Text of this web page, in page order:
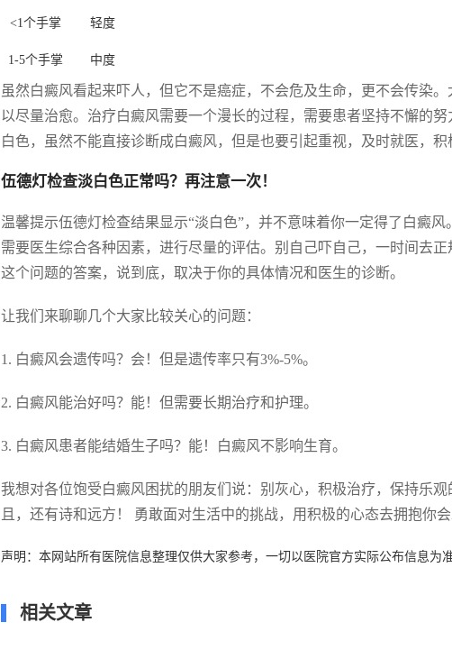
<1个手掌 轻度
1-5个手掌 中度
虽然白癜风看起来吓人，但它不是癌症，不会危及生命，更不会传染
以尽量治愈。治疗白癜风需要一个漫长的过程，需要患者坚持不懈的
白色，虽然不能直接诊断成白癜风，但是也要引起重视，及时就医，积
伍德灯检查淡白色正常吗？再注意一次！
温馨提示伍德灯检查结果显示“淡白色”，并不意味着你一定得了白癜
需要医生综合各种因素，进行尽量的评估。别自己吓自己，一时间去
这个问题的答案，说到底，取决于你的具体情况和医生的诊断。
让我们来聊聊几个大家比较关心的问题：
1. 白癜风会遗传吗？会！但是遗传率只有3%-5%。
2. 白癜风能治好吗？能！但需要长期治疗和护理。
3. 白癜风患者能结婚生子吗？能！白癜风不影响生育。
我想对各位饱受白癜风困扰的朋友们说：别灰心，积极治疗，保持乐
且，还有诗和远方！ 勇敢面对生活中的挑战，用积极的心态去拥抱你会
声明：本网站所有医院信息整理仅供大家参考，一切以医院官方实际公布信息为准
相关文章